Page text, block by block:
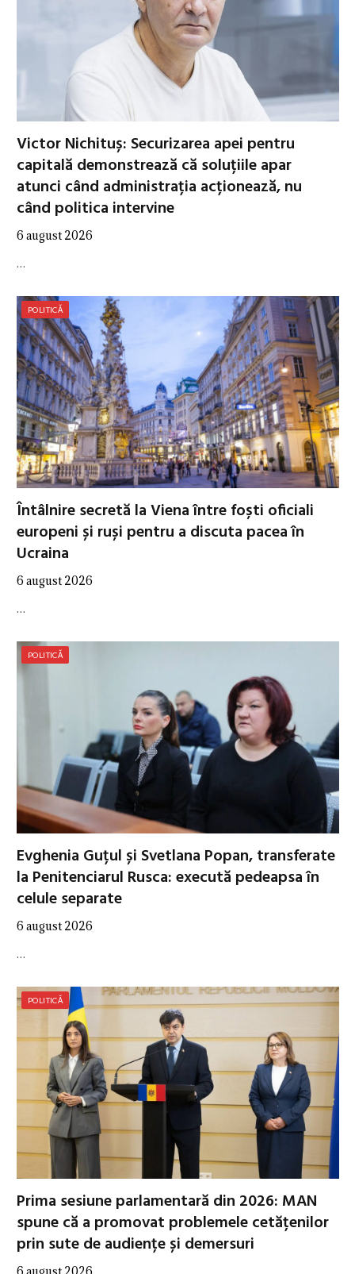
Victor Nichituș: Securizarea apei pentru
capitală demonstrează că soluțiile apar
atunci când administrația acționează, nu
când politica intervine
6 august 2026
…
POLITICĂ
Întâlnire secretă la Viena între foști oficiali
europeni și ruși pentru a discuta pacea în
Ucraina
6 august 2026
…
POLITICĂ
Evghenia Guțul și Svetlana Popan, transferate
la Penitenciarul Rusca: execută pedeapsa în
celule separate
6 august 2026
…
POLITICĂ
Prima sesiune parlamentară din 2026: MAN
spune că a promovat problemele cetățenilor
prin sute de audiențe și demersuri